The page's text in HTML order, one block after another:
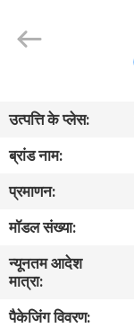
उत्पादों
वीआर
हमारे
उत्पत्ति के प्लेस:
ब्रांड नाम:
प्रमाणन:
मॉडल संख्या:
न्यूनतम आदेश
मात्रा:
पैकेजिंग विवरण: